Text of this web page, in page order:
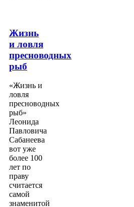
Жизнь
и ловля
пресноводных
рыб
«Жизнь и
ловля
пресноводных
рыб»
Леонида
Павловича
Сабанеева
вот уже
более 100
лет по
праву
считается
самой
знаменитой